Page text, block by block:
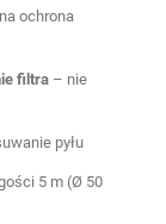
ochrona
filtra – nie
pyłu
5 m (Ø 50